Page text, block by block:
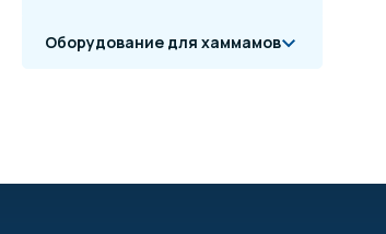
Оборудование для хаммамов